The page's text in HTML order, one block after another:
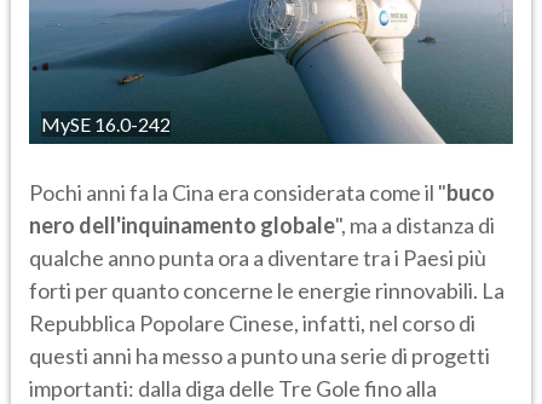
MySE 16.0-242
Pochi anni fa la Cina era considerata come il "buco
nero dell'inquinamento globale", ma a distanza di
qualche anno punta ora a diventare tra i Paesi più
forti per quanto concerne le energie rinnovabili. La
Repubblica Popolare Cinese, infatti, nel corso di
questi anni ha messo a punto una serie di progetti
importanti: dalla diga delle Tre Gole fino alla